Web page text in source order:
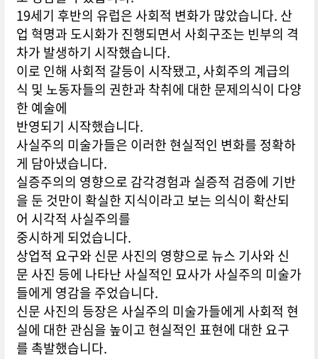
19세기 후반의 유럽은 사회적 변화가 많았습니다. 산
업 혁명과 도시화가 진행되면서 사회구조는 빈부의 격
차가 발생하기 시작했습니다.
이로 인해 사회적 갈등이 시작됐고, 사회주의 계급의
식 및 노동자들의 권한과 착취에 대한 문제의식이 다양
한 예술에
반영되기 시작했습니다.
사실주의 미술가들은 이러한 현실적인 변화를 정확하
게 담아냈습니다.
실증주의의 영향으로 감각경험과 실증적 검증에 기반
을 둔 것만이 확실한 지식이라고 보는 의식이 확산되
어 시각적 사실주의를
중시하게 되었습니다.
상업적 요구와 신문 사진의 영향으로 뉴스 기사와 신
문 사진 등에 나타난 사실적인 묘사가 사실주의 미술가
들에게 영감을 주었습니다.
신문 사진의 등장은 사실주의 미술가들에게 사회적 현
실에 대한 관심을 높이고 현실적인 표현에 대한 요구
를 촉발했습니다.